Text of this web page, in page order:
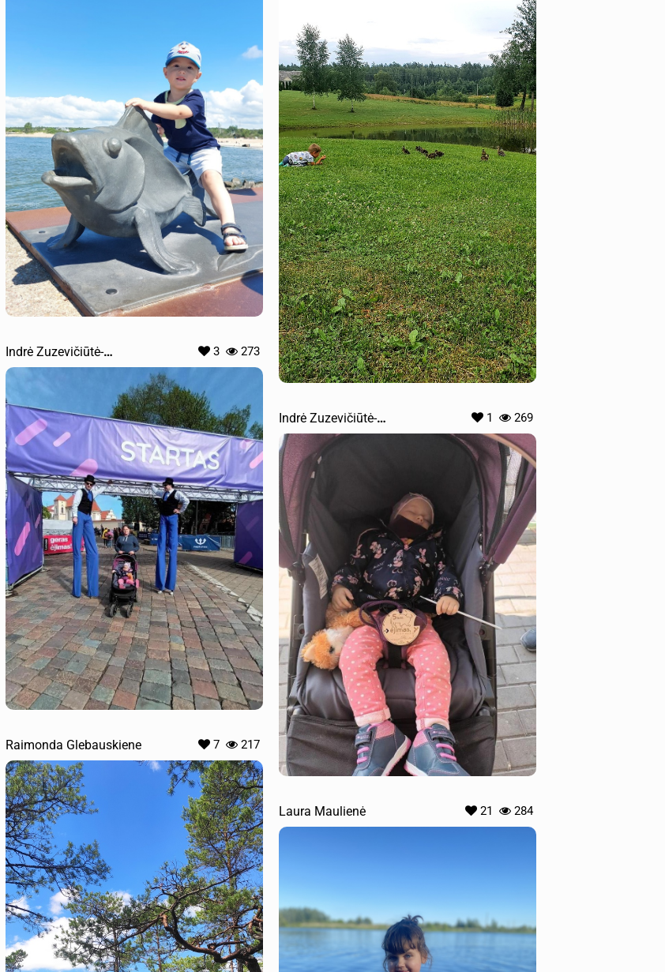
Indrė Zuzevičiūtė-
Praškevičienė
3 273
Indrė Zuzevičiūtė-
Praškevičienė
1 269
Raimonda Glebauskiene 7 217
Laura Maulienė 21 284